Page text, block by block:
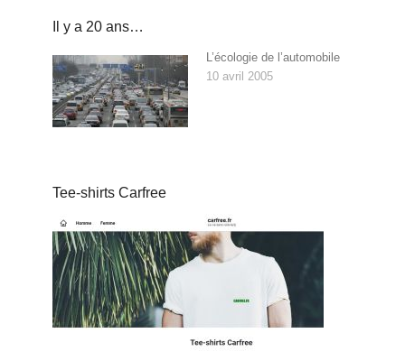
Il y a 20 ans…
L’écologie de l’automobile
10 avril 2005
Tee-shirts Carfree